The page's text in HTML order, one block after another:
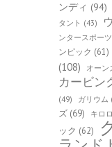
ンディ (94)
タント (43)
ンタースポー
ンピック (61)
(108)
オーン
カービン
(49)
ガリウム
ズ (69) キロロ
ック (62)